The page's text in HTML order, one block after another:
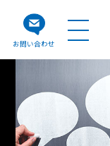
お問い合わせ